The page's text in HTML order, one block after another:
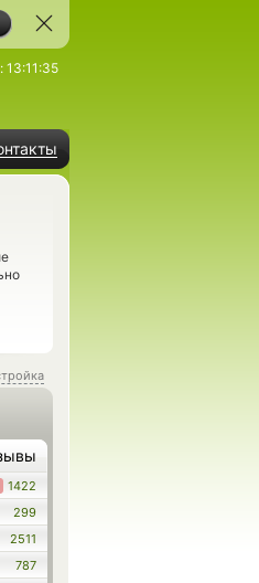
13:11:35
1422
299
2511
787